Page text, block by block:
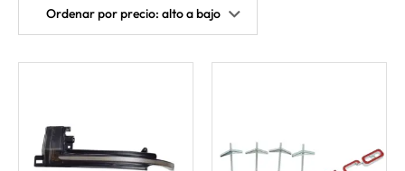
Ordenar por precio: alto a bajo